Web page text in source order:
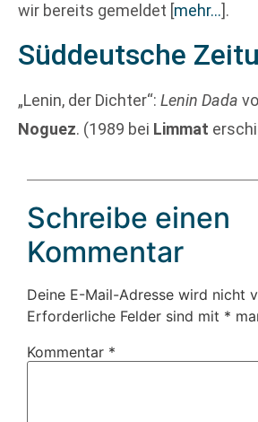
wir bereits gemeldet [mehr…].
Süddeutsche
„Lenin, der Dichter“: Lenin Dada
Noguez. (1989 bei Limmat
Schreibe einen
Kommentar
Deine E-Mail-Adresse wird nicht
Erforderliche Felder sind mit *
Kommentar *